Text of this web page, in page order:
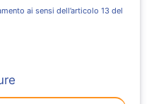
ai sensi dell’articolo 13 del